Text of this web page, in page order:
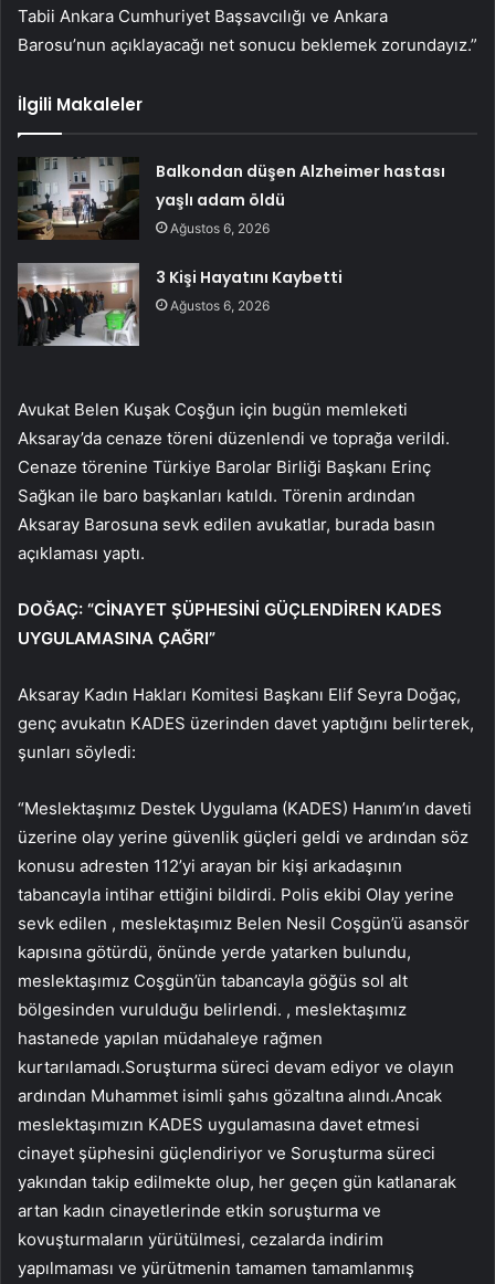
Tabii Ankara Cumhuriyet Başsavcılığı ve Ankara
Barosu’nun açıklayacağı net sonucu beklemek zorundayız.”
İlgili Makaleler
Balkondan düşen Alzheimer hastası
yaşlı adam öldü
Ağustos 6, 2026
3 Kişi Hayatını Kaybetti
Ağustos 6, 2026
Avukat Belen Kuşak Coşğun için bugün memleketi
Aksaray’da cenaze töreni düzenlendi ve toprağa verildi.
Cenaze törenine Türkiye Barolar Birliği Başkanı Erinç
Sağkan ile baro başkanları katıldı. Törenin ardından
Aksaray Barosuna sevk edilen avukatlar, burada basın
açıklaması yaptı.
DOĞAÇ: “CİNAYET ŞÜPHESİNİ GÜÇLENDİREN KADES
UYGULAMASINA ÇAĞRI”
Aksaray Kadın Hakları Komitesi Başkanı Elif Seyra Doğaç,
genç avukatın KADES üzerinden davet yaptığını belirterek,
şunları söyledi:
“Meslektaşımız Destek Uygulama (KADES) Hanım’ın daveti
üzerine olay yerine güvenlik güçleri geldi ve ardından söz
konusu adresten 112’yi arayan bir kişi arkadaşının
tabancayla intihar ettiğini bildirdi. Polis ekibi Olay yerine
sevk edilen , meslektaşımız Belen Nesil Coşgün’ü asansör
kapısına götürdü, önünde yerde yatarken bulundu,
meslektaşımız Coşgün’ün tabancayla göğüs sol alt
bölgesinden vurulduğu belirlendi. , meslektaşımız
hastanede yapılan müdahaleye rağmen
kurtarılamadı.Soruşturma süreci devam ediyor ve olayın
ardından Muhammet isimli şahıs gözaltına alındı.Ancak
meslektaşımızın KADES uygulamasına davet etmesi
cinayet şüphesini güçlendiriyor ve Soruşturma süreci
yakından takip edilmekte olup, her geçen gün katlanarak
artan kadın cinayetlerinde etkin soruşturma ve
kovuşturmaların yürütülmesi, cezalarda indirim
yapılmaması ve yürütmenin tamamen tamamlanmış